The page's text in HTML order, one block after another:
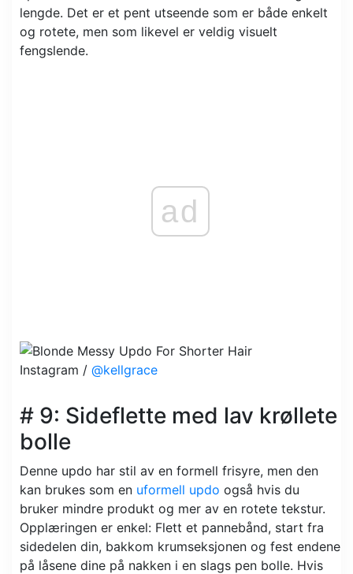
lengde. Det er et pent utseende som er både enkelt
og rotete, men som likevel er veldig visuelt
fengslende.
ad
Instagram / @kellgrace
# 9: Sideflette med lav krøllete
bolle
Denne updo har stil av en formell frisyre, men den
kan brukes som en uformell updo også hvis du
bruker mindre produkt og mer av en rotete tekstur.
Opplæringen er enkel: Flett et pannebånd, start fra
sidedelen din, bakkom krumseksjonen og fest endene
på låsene dine på nakken i en slags pen bolle. Hvis